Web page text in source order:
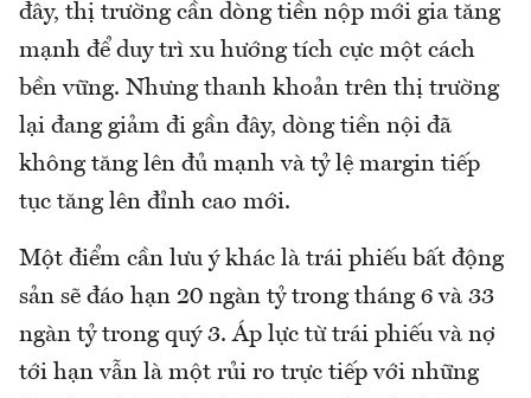
đây, thị trường cần dòng tiền nộp mới gia tăng
mạnh để duy trì xu hướng tích cực một cách
bền vững. Nhưng thanh khoản trên thị trường
lại đang giảm đi gần đây, dòng tiền nội đã
không tăng lên đủ mạnh và tỷ lệ margin tiếp
tục tăng lên đỉnh cao mới.
Một điểm cần lưu ý khác là trái phiếu bất động
sản sẽ đáo hạn 20 ngàn tỷ trong tháng 6 và 33
ngàn tỷ trong quý 3. Áp lực từ trái phiếu và nợ
tới hạn vẫn là một rủi ro trực tiếp với những